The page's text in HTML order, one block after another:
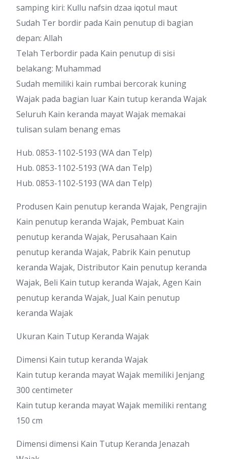
samping kiri: Kullu nafsin dzaa iqotul maut
Sudah Ter bordir pada Kain penutup di bagian
depan: Allah
Telah Terbordir pada Kain penutup di sisi
belakang: Muhammad
Sudah memiliki kain rumbai bercorak kuning
Wajak pada bagian luar Kain tutup keranda Wajak
Seluruh Kain keranda mayat Wajak memakai
tulisan sulam benang emas
Hub. 0853-1102-5193 (WA dan Telp)
Hub. 0853-1102-5193 (WA dan Telp)
Hub. 0853-1102-5193 (WA dan Telp)
Produsen Kain penutup keranda Wajak, Pengrajin
Kain penutup keranda Wajak, Pembuat Kain
penutup keranda Wajak, Perusahaan Kain
penutup keranda Wajak, Pabrik Kain penutup
keranda Wajak, Distributor Kain penutup keranda
Wajak, Beli Kain tutup keranda Wajak, Agen Kain
penutup keranda Wajak, Jual Kain penutup
keranda Wajak
Ukuran Kain Tutup Keranda Wajak
Dimensi Kain tutup keranda Wajak
Kain tutup keranda mayat Wajak memiliki Jenjang
300 centimeter
Kain tutup keranda mayat Wajak memiliki rentang
150 cm
Dimensi dimensi Kain Tutup Keranda Jenazah